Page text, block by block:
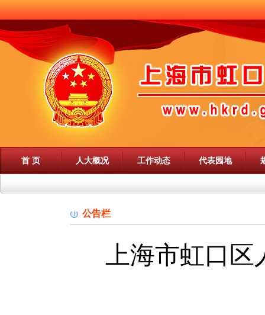
首 页 人大概况 工作动态 代表园地
公告栏
上海市虹口